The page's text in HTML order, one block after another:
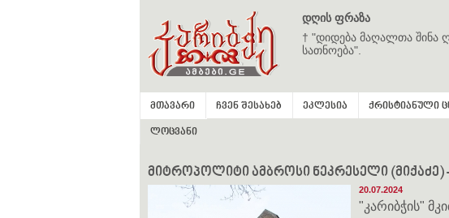
დღის ფრაზა
† "დიდება მაღალთა შინა
სათნოება".
მთავარი ჩვენ შესახებ ეკლესია ქრისტიანული
ლოცვანი
მიტროპოლიტი ამბროსი ნეკრესელი (მიქაძე)
20.07.2024
"კარიბჭის"